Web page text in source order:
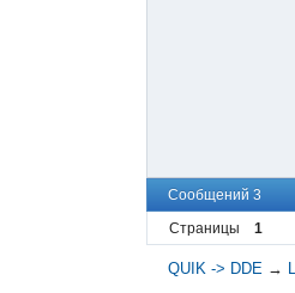
Сообщений 3
Страницы
1
QUIK -> DDE →